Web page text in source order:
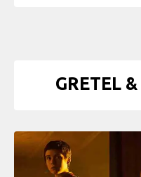
GRETEL